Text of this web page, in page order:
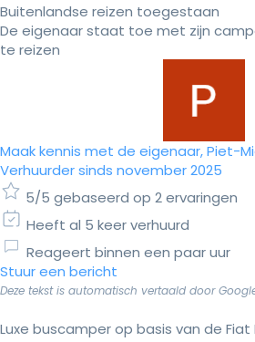
Buitenlandse reizen toegestaan
De eigenaar staat toe met zijn
te reizen
Maak kennis met de eigenaar, Piet-
Verhuurder sinds november 2025
5/5 gebaseerd op 2 ervaringen
Heeft al 5 keer verhuurd
Reageert binnen een paar uur
Stuur een bericht
Deze tekst is automatisch vertaald door
Luxe buscamper op basis van de